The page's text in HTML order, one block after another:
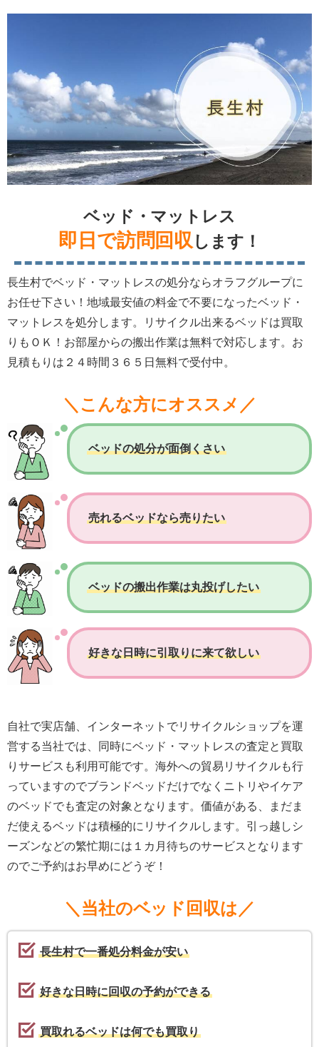
ベッド・マットレス
即日で訪問回収します！
長生村でベッド・マットレスの処分ならオラフグループに
お任せ下さい！地域最安値の料金で不要になったベッド・
マットレスを処分します。リサイクル出来るベッドは買取
りもＯＫ！お部屋からの搬出作業は無料で対応します。お
見積もりは２４時間３６５日無料で受付中。
＼こんな方にオススメ／
ベッドの処分が面倒くさい
売れるベッドなら売りたい
ベッドの搬出作業は丸投げしたい
好きな日時に引取りに来て欲しい
自社で実店舗、インターネットでリサイクルショップを運
営する当社では、同時にベッド・マットレスの査定と買取
りサービスも利用可能です。海外への貿易リサイクルも行
っていますのでブランドベッドだけでなくニトリやイケア
のベッドでも査定の対象となります。価値がある、まだま
だ使えるベッドは積極的にリサイクルします。引っ越しシ
ーズンなどの繁忙期には１カ月待ちのサービスとなります
のでご予約はお早めにどうぞ！
＼当社のベッド回収は／
長生村で一番処分料金が安い
好きな日時に回収の予約ができる
買取れるベッドは何でも買取り